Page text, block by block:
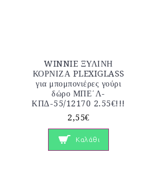
WINNIE ΞΥΛΙΝΗ
ΚΟΡΝΙΖΑ PLEXIGLASS
για μπομπονιέρες γούρι
δώρο ΜΠΕ΄Λ-
ΚΠΔ-55/12170 2.55€!!!
2,55€
Καλάθι